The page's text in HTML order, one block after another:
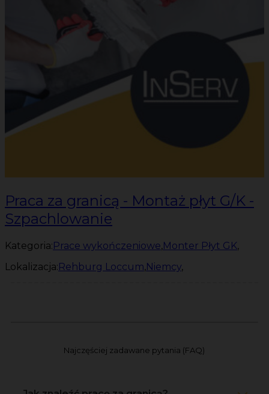
Praca za granicą - Montaż płyt G/K -
Szpachlowanie
Kategoria:Prace wykończeniowe,Monter Płyt GK,
Lokalizacja:Rehburg Loccum,Niemcy,
Najczęściej zadawane pytania (FAQ)